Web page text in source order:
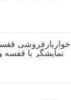
نمایشگر با قفسه